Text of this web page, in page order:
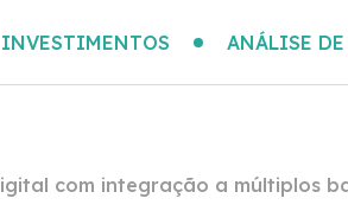
INVESTIMENTOS ANÁLISE DE
com integração a múltiplos